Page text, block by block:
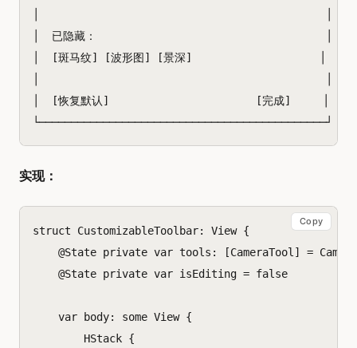
│  已隐藏：                                    │
│  [斑马纹] [波形图] [景深]                    │
│  [恢复默认]                       [完成]     │
实现：
struct CustomizableToolbar: View {
@State private var tools : [CameraTool ] =
@State private var isEditing = false
var body: some View {
HStack {
Copy